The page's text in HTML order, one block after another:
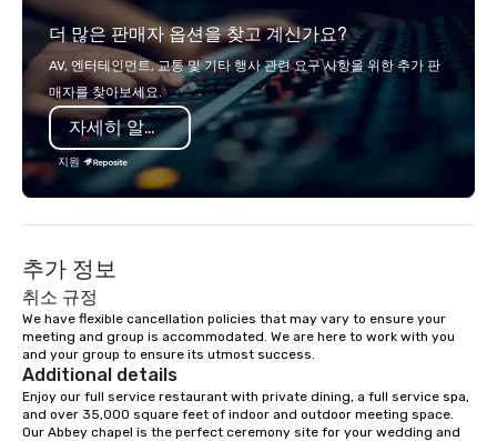
더 많은 판매자 옵션을 찾고 계신가요?
AV, 엔터테인먼트, 교통 및 기타 행사 관련 요구 사항을 위한 추가 판
매자를 찾아보세요.
자세히 알아보기
지원
추가 정보
취소 규정
We have flexible cancellation policies that may vary to ensure your
meeting and group is accommodated. We are here to work with you
and your group to ensure its utmost success.
Additional details
Enjoy our full service restaurant with private dining, a full service spa,
and over 35,000 square feet of indoor and outdoor meeting space.
Our Abbey chapel is the perfect ceremony site for your wedding and